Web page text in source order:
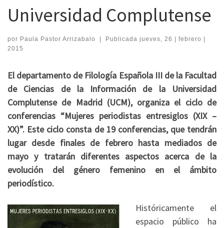
Universidad Complutense
por Paula Pastor Arrizabalo | Publicada jueves, 26 | febrero |
2015
El departamento de Filología Española III de la Facultad
de Ciencias de la Información de la Universidad
Complutense de Madrid (UCM), organiza el ciclo de
conferencias “Mujeres periodistas entresiglos (XIX –
XX)”. Este ciclo consta de 19 conferencias, que tendrán
lugar desde finales de febrero hasta mediados de
mayo y tratarán diferentes aspectos acerca de la
evolución del género femenino en el ámbito
periodístico.
Históricamente el
espacio público ha